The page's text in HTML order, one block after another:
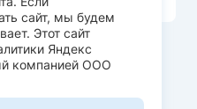
2026
сайт, мы будем
Этот сайт
Яндекс
компанией ООО